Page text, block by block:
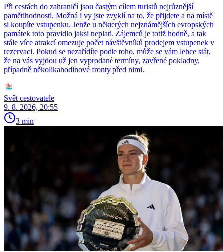
Při cestách do zahraničí jsou častým cílem turistů nejrůznější
pamětihodnosti. Možná i vy jste zvyklí na to, že přijdete a na místě
si koupíte vstupenku. Jenže u některých nejznámějších evropských
památek toto pravidlo jaksi neplatí. Zájemců je totiž hodně, a tak
stále více atrakcí omezuje počet návštěvníků prodejem vstupenek v
rezervaci. Pokud se nezařídíte podle toho, může se vám lehce stát,
že na vás vyjdou už jen vyprodané termíny, zavřené pokladny,
případně několikahodinové fronty před nimi.
Svět cestovatele
9. 8. 2026, 20:55
3 min